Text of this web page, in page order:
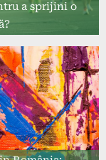
a sprijini o